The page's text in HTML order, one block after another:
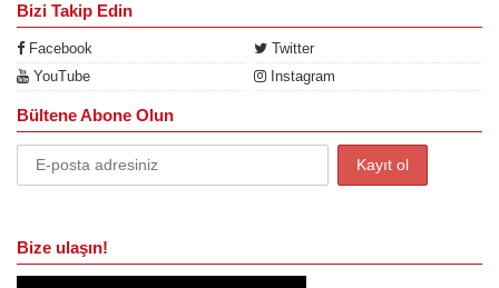
Bizi Takip Edin
Facebook
Twitter
YouTube
Instagram
Bültene Abone Olun
Bize ulaşın!